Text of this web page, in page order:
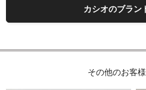
カシオのブラン
その他のお客